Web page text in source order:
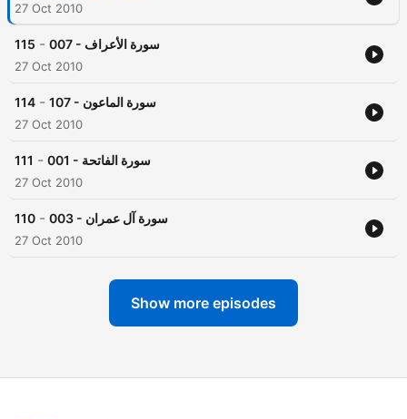
27 Oct 2010
115 - 007 - سورة الأعراف
27 Oct 2010
114 - 107 - سورة الماعون
27 Oct 2010
111 - 001 - سورة الفاتحة
27 Oct 2010
110 - 003 - سورة آل عمران
27 Oct 2010
Show more episodes